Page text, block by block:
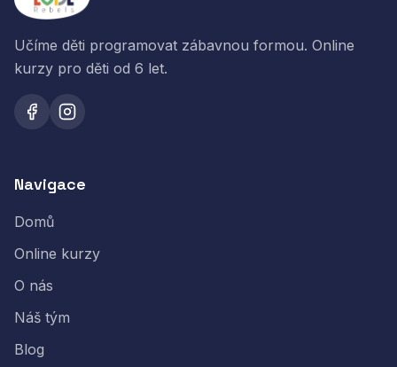
Učíme děti programovat zábavnou formou. Online
kurzy pro děti od 6 let.
Navigace
Domů
Online kurzy
O nás
Náš tým
Blog